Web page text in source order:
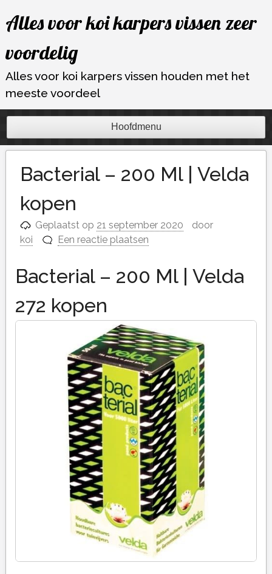
naar
inhoud
Alles voor koi karpers vissen zeer
voordelig
Alles voor koi karpers vissen houden met het
meeste voordeel
Hoofdmenu
Bacterial – 200 Ml | Velda
kopen
Geplaatst op 21 september 2020
door
koi
Een reactie plaatsen
Bacterial – 200 Ml | Velda
272 kopen